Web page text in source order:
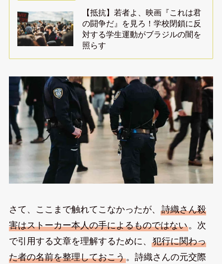
【抵抗】若者よ、映画『これは君
の闘争だ』を見ろ！学校閉鎖に反
対する学生運動がブラジルの闇を
照らす
さて、ここまで触れてこなかったが、 詩織さん殺
害はストーカー本人の手によるものではない。次
で引用する文章を理解するために、 犯行に関わっ
た者の名前を整理しておこう。詩織さんの元交際